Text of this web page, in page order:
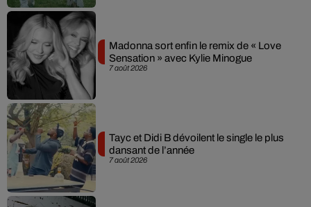
7 août 2026
Madonna sort enfin le remix de « Love
Sensation » avec Kylie Minogue
7 août 2026
Tayc et Didi B dévoilent le single le plus
dansant de l’année